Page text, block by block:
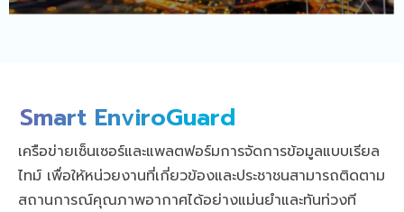
Smart EnviroGuard
เครือข่ายเซ็นเซอร์และแพลตฟอร์มการจัดการข้อมูลแบบเรียล
ไทม์ เพื่อให้หน่วยงานที่เกี่ยวข้องและประชาชนสามารถติดตาม
สถานการณ์คุณภาพอากาศได้อย่างแม่นยำและทันท่วงที